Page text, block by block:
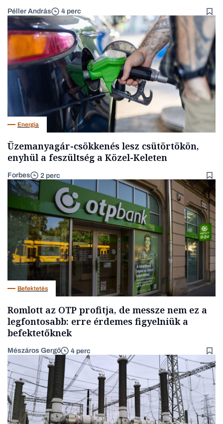
Péller András 4 perc
Energia
Üzemanyagár-csökkenés lesz csütörtökön,
enyhül a feszültség a Közel-Keleten
Forbes 2 perc
Befektetés
Romlott az OTP profitja, de messze nem ez a
legfontosabb: erre érdemes figyelniük a
befektetőknek
Mészáros Gergő 4 perc